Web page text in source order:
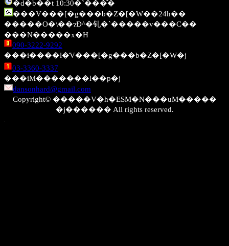
�d�b��t 10:30�`���̌�
���V���[�g���b�Z�[�W��24h��
�����O�\��ɂĐ^�钆�`�����v���C��
���N�����x�H
090-3222-9292
���i����l�̓V���[�g���b�Z�[�W�j
03-3360-3337
���iM�������l��p�j
dansonhard@gmail.com
Copyright© �����V�h�ESM�N���uM�����
�j������ All rights reserved.